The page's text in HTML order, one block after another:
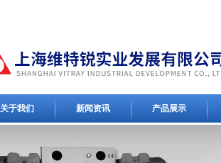
关于我们 新闻资讯 产品展示